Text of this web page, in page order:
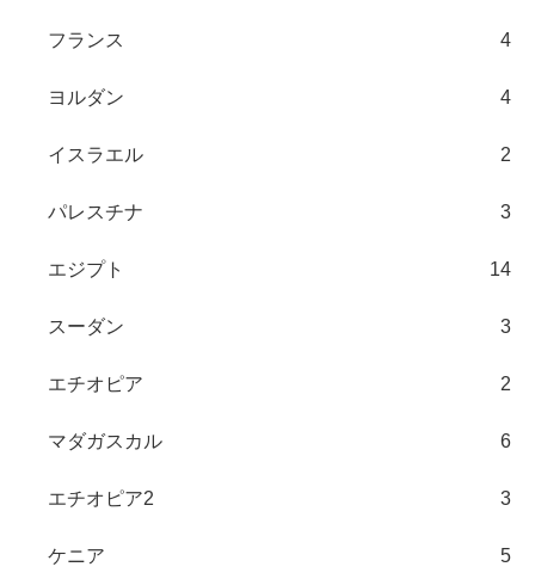
フランス 4
ヨルダン 4
イスラエル 2
パレスチナ 3
エジプト 14
スーダン 3
エチオピア 2
マダガスカル 6
エチオピア2 3
ケニア 5